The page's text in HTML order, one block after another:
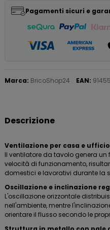
Pagamenti sicuri e
Marca: BricoShop24 EAN:
Descrizione
Ventilazione per casa e ufficio
Il ventilatore da tavolo genera
velocità di funzionamento,
domestici e lavorativi durante la
Oscillazione e inclinazione
L'oscillazione orizzontale
nell'ambiente, mentre
orientare il flusso secondo le